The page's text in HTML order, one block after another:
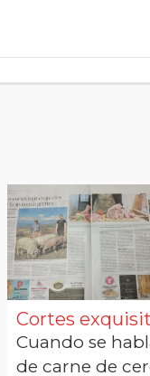
Cortes
Cuando se
de carne de